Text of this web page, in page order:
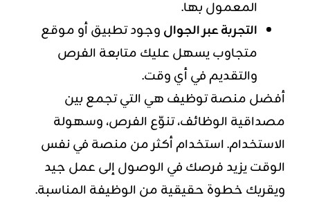
المعمول بها.
التجربة عبر الجوالوجود تطبيق أو موقع
متجاوب يسهل عليك متابعة الفرص
والتقديم في أي وقت.
أفضل منصة توظيف هي التي تجمع بين
مصداقية الوظائف، تنوّع الفرص، وسهولة
الاستخدام. استخدام أكثر من منصة في نفس
الوقت يزيد فرصك في الوصول إلى عمل جيد
ويقربك خطوة حقيقية من الوظيفة المناسبة.